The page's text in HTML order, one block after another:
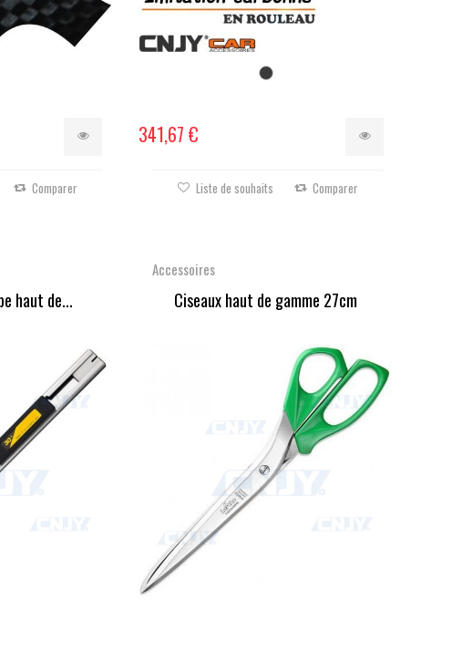
Comparer
341,67 €
Liste de souhaits Comparer
haut de...
Accessoires
Ciseaux haut de gamme 27cm